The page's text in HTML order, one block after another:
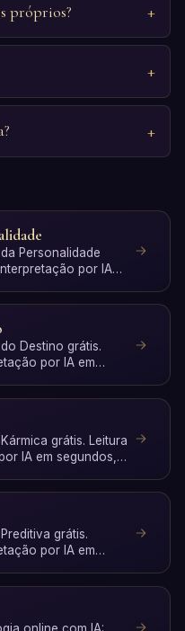
próprios?
Personalidade
por IA
Destino grátis.
por IA em
grátis. Leitura
IA em segundos,
grátis.
por IA em